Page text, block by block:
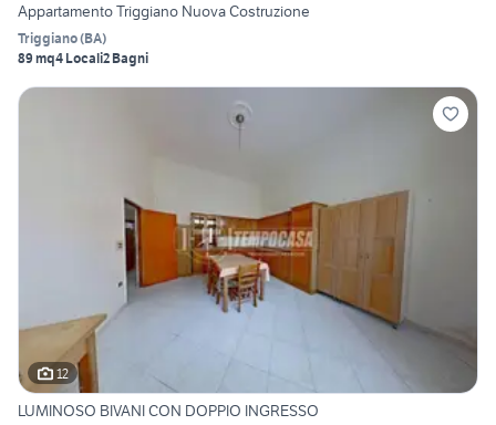
Appartamento Triggiano Nuova Costruzione
Triggiano(BA)
89 mq4 Locali2 Bagni
12
LUMINOSO BIVANI CON DOPPIO INGRESSO